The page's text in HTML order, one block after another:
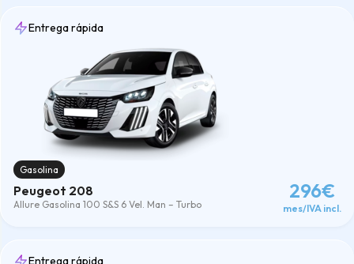
Diésel
Eléctrico(19)
GLP-Gasolina(5)
(47)
Híbrido-Enchufable(31)
Micro-Híbrido(48)
Entrega rápida
Gasolina
Peugeot 208
Allure Gasolina 100 S&S 6 Vel. Man – Turbo
296€
mes/IVA incl.
Entrega rápida